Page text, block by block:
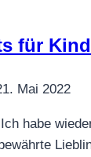
für
Mai 2022
habe